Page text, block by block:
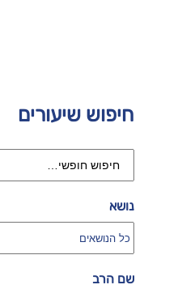
חיפוש שיעורים
נושא
שם הרב